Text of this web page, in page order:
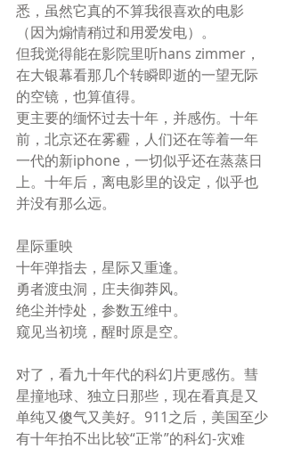
悉，虽然它真的不算我很喜欢的电影
（因为煽情稍过和用爱发电）。
但我觉得能在影院里听hans zimmer，
在大银幕看那几个转瞬即逝的一望无际
的空镜，也算值得。
更主要的缅怀过去十年，并感伤。十年
前，北京还在雾霾，人们还在等着一年
一代的新iphone，一切似乎还在蒸蒸日
上。十年后，离电影里的设定，似乎也
并没有那么远。
星际重映
十年弹指去，星际又重逢。
勇者渡虫洞，庄夫御莽风。
绝尘并悖处，参数五维中。
窥见当初境，醒时原是空。
对了，看九十年代的科幻片更感伤。彗
星撞地球、独立日那些，现在看真是又
单纯又傻气又美好。911之后，美国至少
有十年拍不出比较“正常”的科幻-灾难